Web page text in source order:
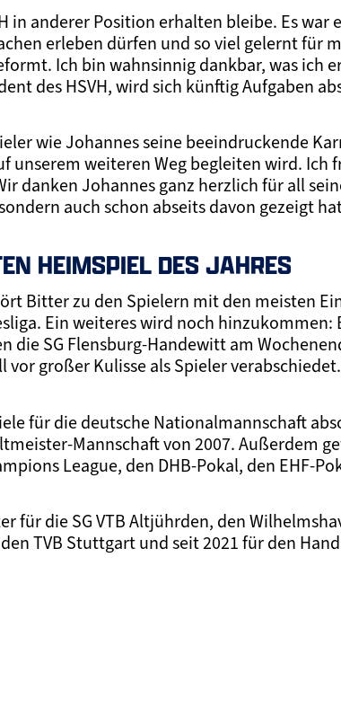
in anderer Position erhalten bleibe. Es war
erleben dürfen und so viel gelernt für
Ich bin wahnsinnig dankbar, was ich
des HSVH, wird sich künftig Aufgaben
wie Johannes seine beeindruckende
unserem weiteren Weg begleiten wird. Ich
danken Johannes ganz herzlich für all
auch schon abseits davon gezeigt
HEIMSPIEL DES JAHRES
Bitter zu den Spielern mit den meisten
Ein weiteres wird noch hinzukommen:
die SG Flensburg-Handewitt am
großer Kulisse als Spieler
für die deutsche Nationalmannschaft
Mannschaft von 2007. Außerdem
League, den DHB-Pokal, den EHF-
für die SG VTB Altjührden, den
TVB Stuttgart und seit 2021 für den